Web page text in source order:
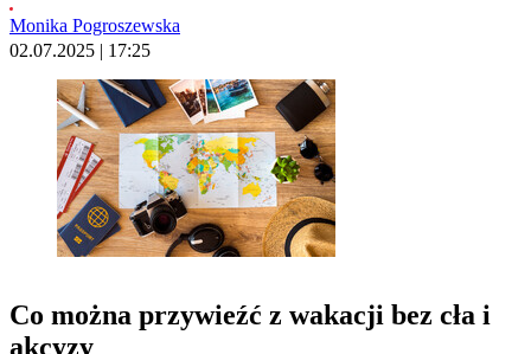
Monika Pogroszewska
02.07.2025 | 17:25
Co można przywieźć z wakacji bez cła i
akcyzy